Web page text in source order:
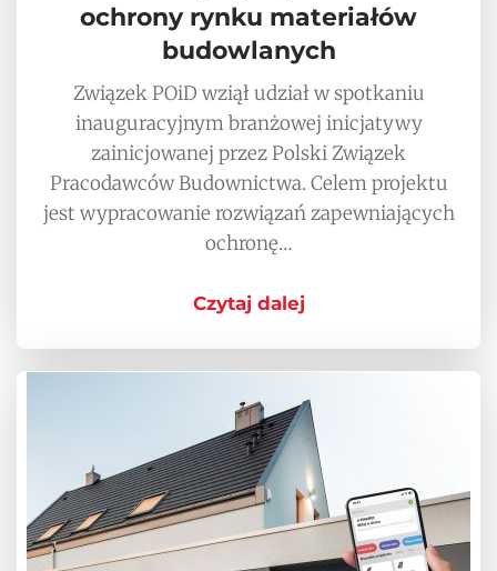
ochrony rynku materiałów
budowlanych
Związek POiD wziął udział w spotkaniu
inauguracyjnym branżowej inicjatywy
zainicjowanej przez Polski Związek
Pracodawców Budownictwa. Celem projektu
jest wypracowanie rozwiązań zapewniających
ochronę…
Czytaj dalej